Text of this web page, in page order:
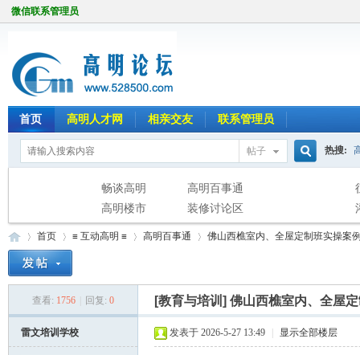
微信联系管理员
首页 高明人才网 相亲交友 联系管理员
帖子
索
热搜:
畅谈高明
高明百事通
高明楼市
装修讨论区
首页
›
≡ 互动高明 ≡ 高明百事通
›
佛山西樵室内、全屋定制班实操案
查看: 1756 回复: 0 [教育与培训] 佛山西樵室内、全屋
雷文培训学校 发表于 2026-5-27 13:49 显示全部楼层